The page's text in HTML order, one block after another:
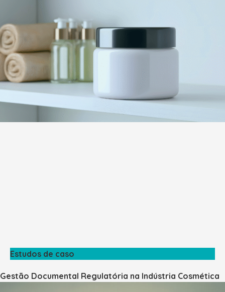
Estudos de caso
Gestão Documental Regulatória na Indústria Cosmética